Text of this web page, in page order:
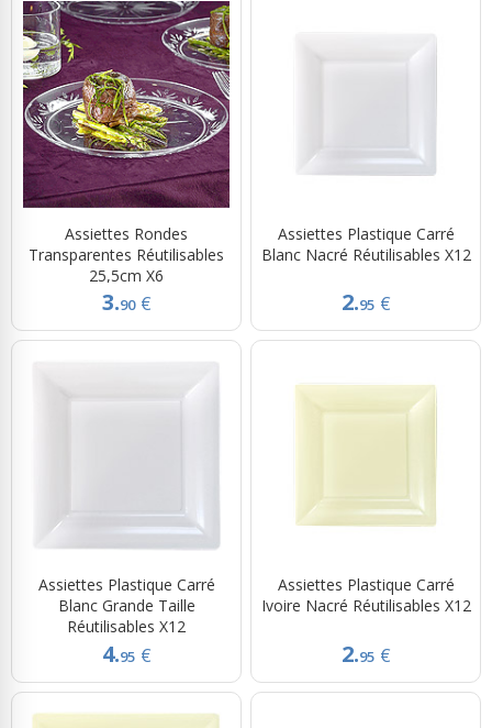
Assiettes Rondes
Transparentes Réutilisables
25,5cm X6
3.90 €
Assiettes Plastique Carré
Blanc Nacré Réutilisables X12
2.95 €
Assiettes Plastique Carré
Blanc Grande Taille
Réutilisables X12
4.95 €
Assiettes Plastique Carré
Ivoire Nacré Réutilisables X12
2.95 €